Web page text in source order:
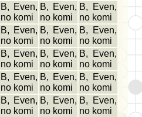
B, Even,
no komi
B, Even,
no komi
B, Even,
no komi
B, Even,
no komi
B, Even,
no komi
B, Even,
no komi
B, Even,
no komi
B, Even,
no komi
B, Even,
no komi
B, Even,
no komi
B, Even,
no komi
B, Even,
no komi
B, Even,
no komi
B, Even,
no komi
B, Even,
no komi